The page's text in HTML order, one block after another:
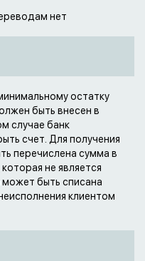
нет
остатку
быть внесен в
случае банк
счет. Для получения
перечислена сумма в
не является
быть списана
клиентом